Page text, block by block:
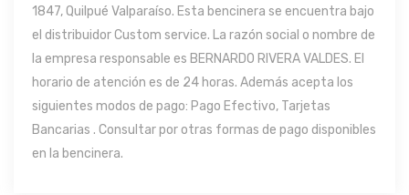
1847, Quilpué Valparaíso. Esta bencinera se encuentra bajo
el distribuidor Custom service. La razón social o nombre de
la empresa responsable es BERNARDO RIVERA VALDES. El
horario de atención es de 24 horas. Además acepta los
siguientes modos de pago: Pago Efectivo, Tarjetas
Bancarias . Consultar por otras formas de pago disponibles
en la bencinera.